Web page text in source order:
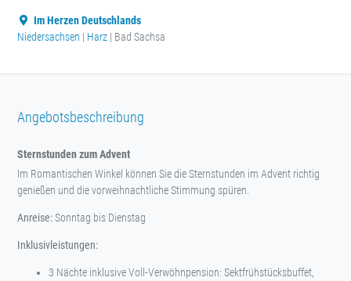
Im Herzen Deutschlands
Niedersachsen | Harz | Bad Sachsa
Angebotsbeschreibung
Sternstunden zum Advent
Im Romantischen Winkel können Sie die Sternstunden im Advent richtig
genießen und die vorweihnachtliche Stimmung spüren.
Anreise:Sonntag bis Dienstag
Inklusivleistungen:
3 Nächte inklusive Voll-Verwöhnpension: Sektfrühstücksbuffet,